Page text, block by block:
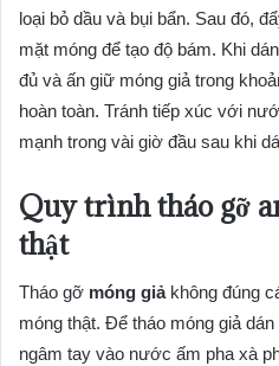
loại bỏ dầu và bụi bẩn. Sau đó,
mặt móng để tạo độ bám. Khi
đủ và ấn giữ móng giả trong
hoàn toàn. Tránh tiếp xúc với
mạnh trong vài giờ đầu sau khi
Quy trình tháo gỡ
thật
Tháo gỡ móng giảkhông đúng
móng thật. Để tháo móng giả
ngâm tay vào nước ấm pha xà